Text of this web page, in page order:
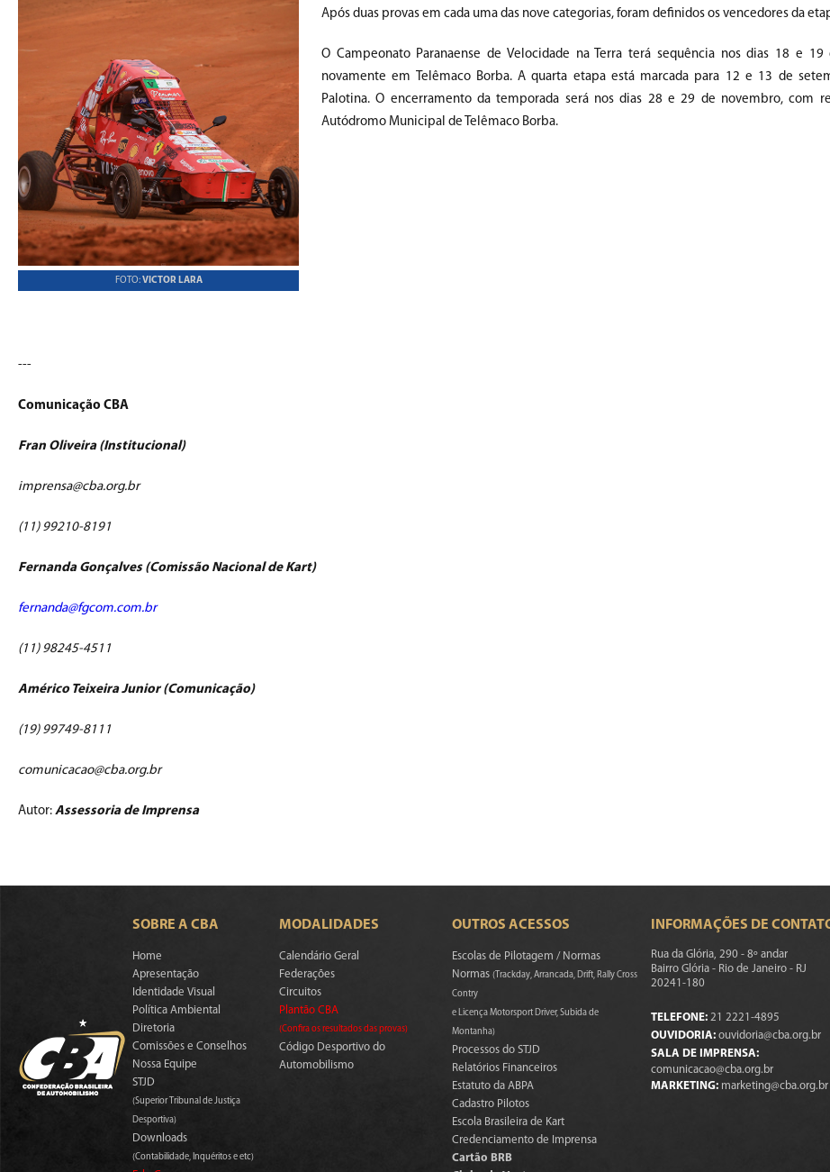
FOTO:VICTOR LARA
Após duas provas em cada uma das nove categorias, foram definidos os vencedores da
O Campeonato Paranaense de Velocidade na Terra terá sequência nos dias 18 e 19
novamente em Telêmaco Borba. A quarta etapa está marcada para 12 e 13 de
Palotina. O encerramento da temporada será nos dias 28 e 29 de novembro, com
Autódromo Municipal de Telêmaco Borba.
---
Comunicação CBA
Fran Oliveira (Institucional)
imprensa@cba.org.br
(11) 99210-8191
Fernanda Gonçalves (Comissão Nacional de Kart)
fernanda@fgcom.com.br
(11) 98245-4511
Américo Teixeira Junior (Comunicação)
(19) 99749-8111
comunicacao@cba.org.br
Autor: Assessoria de Imprensa
SOBRE A CBA
Home
Apresentação
Identidade Visual
Política Ambiental
Diretoria
Comissões e Conselhos
Nossa Equipe
STJD
(Superior Tribunal de Justiça
Desportiva)
Downloads
(Contabilidade, Inquéritos e etc)
MODALIDADES
Calendário Geral
Federações
Circuitos
Plantão CBA
(Confira os resultados das provas)
Código Desportivo do
Automobilismo
OUTROS ACESSOS
Escolas de Pilotagem / Normas
Normas(Trackday, Arrancada, Drift, Rally Cross
Contry
e Licença Motorsport Driver, Subida de
Montanha)
Processos do STJD
Relatórios Financeiros
Estatuto da ABPA
Cadastro Pilotos
Escola Brasileira de Kart
Credenciamento de Imprensa
Cartão BRB
INFORMAÇÕES DE
Rua da Glória, 290 - 8º andar
Bairro Glória - Rio de Janeiro - RJ
20241-180
TELEFONE: 21 2221-4895
OUVIDORIA: ouvidoria@cba.org.br
SALA DE IMPRENSA:
comunicacao@cba.org.br
MARKETING: marketing@cba.org.br